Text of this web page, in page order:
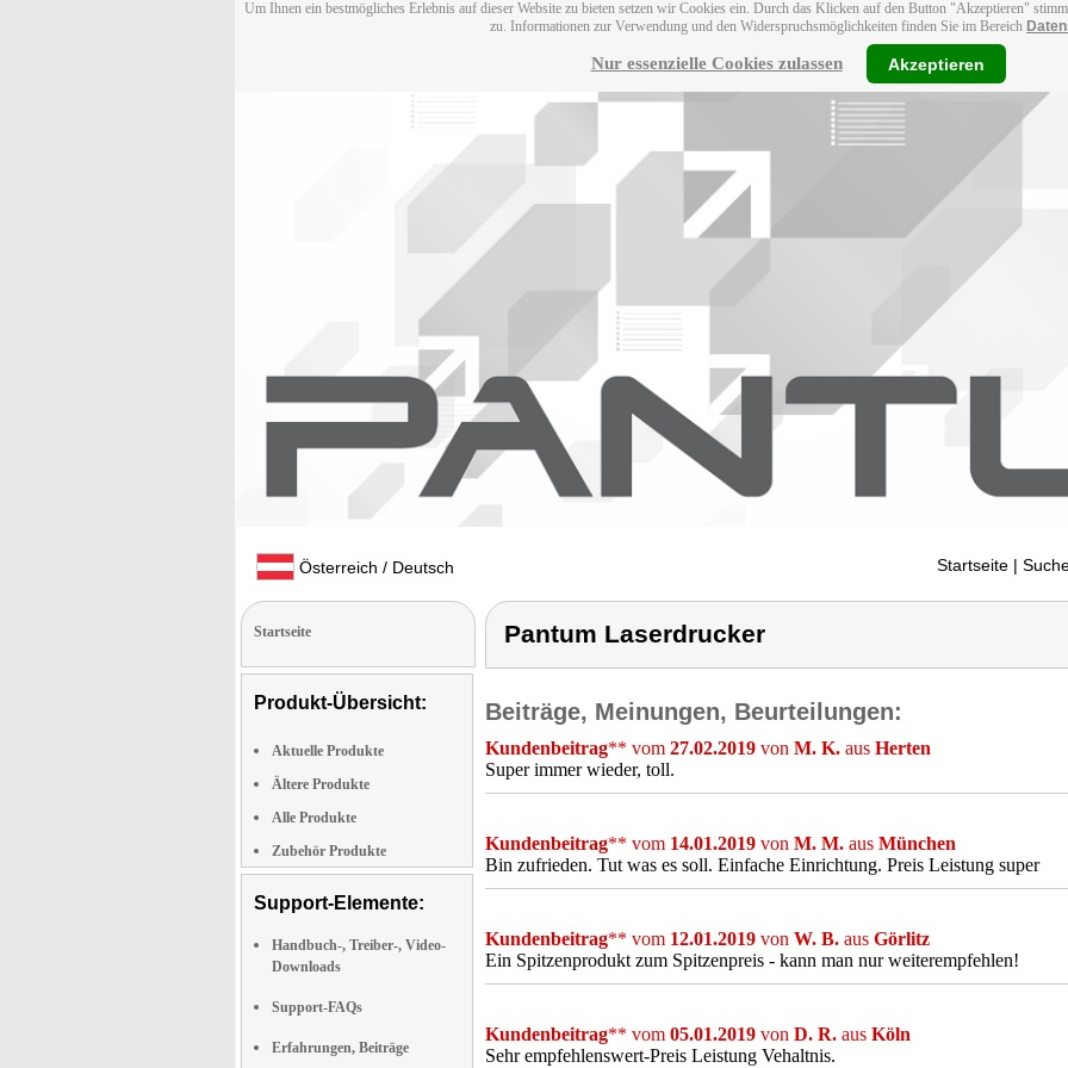
Um Ihnen ein bestmögliches Erlebnis auf dieser Website zu bieten setzen wir Cookies ein. Durch das Klicken auf den Button "Akzeptieren"
zu. Informationen zur Verwendung und den Widerspruchsmöglichkeiten finden Sie im Bereich
Nur essenzielle Cookies zulassen Akzeptieren
Österreich / Deutsch Startseite |
Startseite
Produkt-Übersicht:
Aktuelle Produkte
Ältere Produkte
Alle Produkte
Zubehör Produkte
Support-Elemente:
Handbuch-, Treiber-, Video-
Downloads
Support-FAQs
Erfahrungen, Beiträge
Pantum Laserdrucker
Beiträge, Meinungen, Beurteilungen:
Kundenbeitrag** vom 27.02.2019 von M. K. aus Herten
Super immer wieder, toll.
Kundenbeitrag** vom 14.01.2019 von M. M. aus München
Bin zufrieden. Tut was es soll. Einfache Einrichtung. Preis Leistung super
Kundenbeitrag** vom 12.01.2019 von W. B. aus Görlitz
Ein Spitzenprodukt zum Spitzenpreis - kann man nur weiterempfehlen!
Kundenbeitrag** vom 05.01.2019 von D. R. aus Köln
Sehr empfehlenswert-Preis Leistung Vehaltnis.